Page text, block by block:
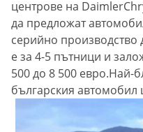
центрове на
да предложат
серийно
е за 4-5 пътници и
500 до 8 500 евро.Най-
българския